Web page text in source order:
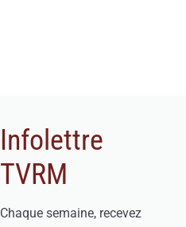
Infolettre
TVRM
Chaque semaine, recevez